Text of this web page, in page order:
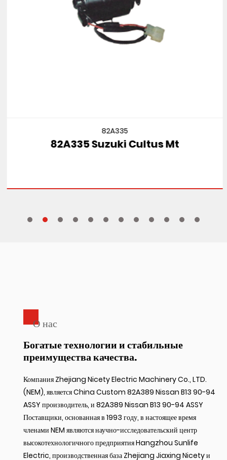
82A335
82A335 Suzuki Cultus Mt
О нас
Богатые технологии и стабильные
преимущества качества.
Компания Zhejiang Nicety Electric Machinery Co., LTD.
(NEM), являетсяChina Custom 82A389 Nissan B13 90-94
ASSY производитель, и82A389 Nissan B13 90-94 ASSY
Поставщики, основанная в 1993 году, в настоящее время
членами NEM являются научно-исследовательский центр
высокотехнологичного предприятия Hangzhou Sunlife
Electric, производственная база Zhejiang Jiaxing Nicety и